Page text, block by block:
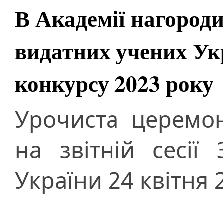
В Академії
видатних учених
конкурсу 2023 року
Урочиста
на звітній
України 24 квітня